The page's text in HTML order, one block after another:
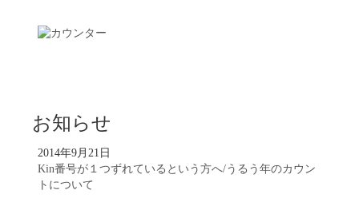
お知らせ
2014年9月21日
Kin番号が１つずれているという方へ/うるう年のカウン
トについて